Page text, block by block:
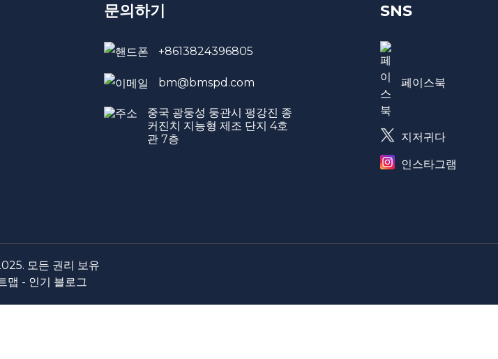
문의하기
+8613824396805
bm@bmspd.com
중국 광둥성 둥관시 펑강진 종
커진치 지능형 제조 단지 4호
관 7층
SNS
페이스북
지저귀다
인스타그램
모든 권리 보유
맵 - 인기 블로그